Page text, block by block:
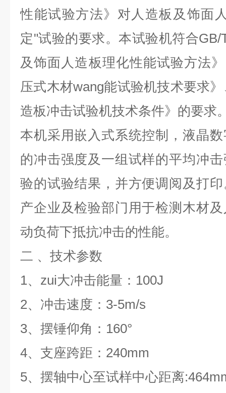
性能试验方法》对人造板及饰面
定"试验的要求。本试验机符合GB/
及饰面人造板理化性能试验方法
压式木材wang能试验机技术要求
造板冲击试验机技术条件》的要求
本机采用嵌入式系统控制，液晶
的冲击强度及一组试样的平均冲
验的试验结果，并方便调阅及打
产企业及检验部门用于检测木材
动负荷下抵抗冲击的性能。
二 、技术参数
1、zui大冲击能量：100J
2、冲击速度：3-5m/s
3、摆锤仰角：160°
4、支座跨距：240mm
5、摆轴中心至试样中心距离